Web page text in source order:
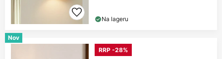
Na lageru
Nov
RRP -28%